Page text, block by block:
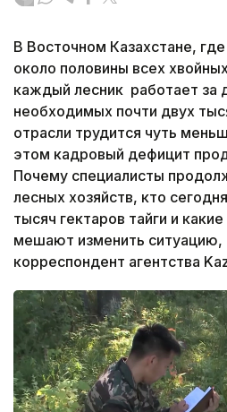
В Восточном Казахстане,
около половины всех
каждый лесник работает за
необходимых почти двух
отрасли трудится чуть
этом кадровый дефицит
Почему специалисты
лесных хозяйств, кто
тысяч гектаров тайги и
мешают изменить ситуацию,
корреспондент агентства